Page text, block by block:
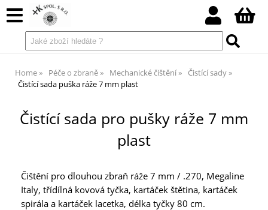
Home Péče o zbraně Mechanické čištění
Čistící sady
Čistící sada puška ráže 7 mm plast
Čistící sada pro pušky ráže 7 mm
plast
Čištění pro dlouhou zbraň ráže 7 mm / .270, Megaline
Italy, třídílná kovová tyčka, kartáček štětina, kartáček
spirála a kartáček lacetka, délka tyčky 80 cm.